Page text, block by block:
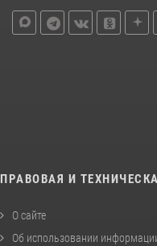
ПРАВОВАЯ И
О сайте
Об использовании